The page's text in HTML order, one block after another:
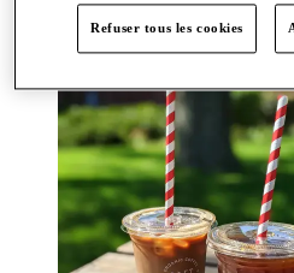
Refuser tous les cookies